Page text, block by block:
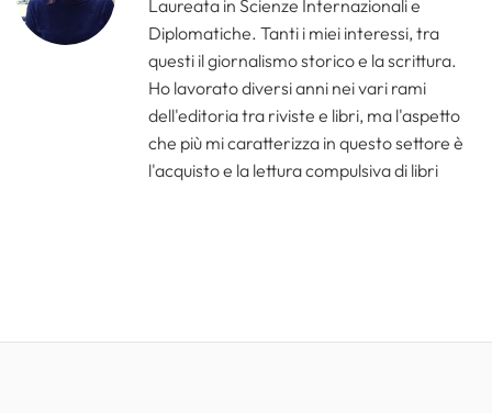
Laureata in Scienze Internazionali e
Diplomatiche. Tanti i miei interessi, tra
questi il giornalismo storico e la scrittura.
Ho lavorato diversi anni nei vari rami
dell'editoria tra riviste e libri, ma l'aspetto
che più mi caratterizza in questo settore è
l'acquisto e la lettura compulsiva di libri